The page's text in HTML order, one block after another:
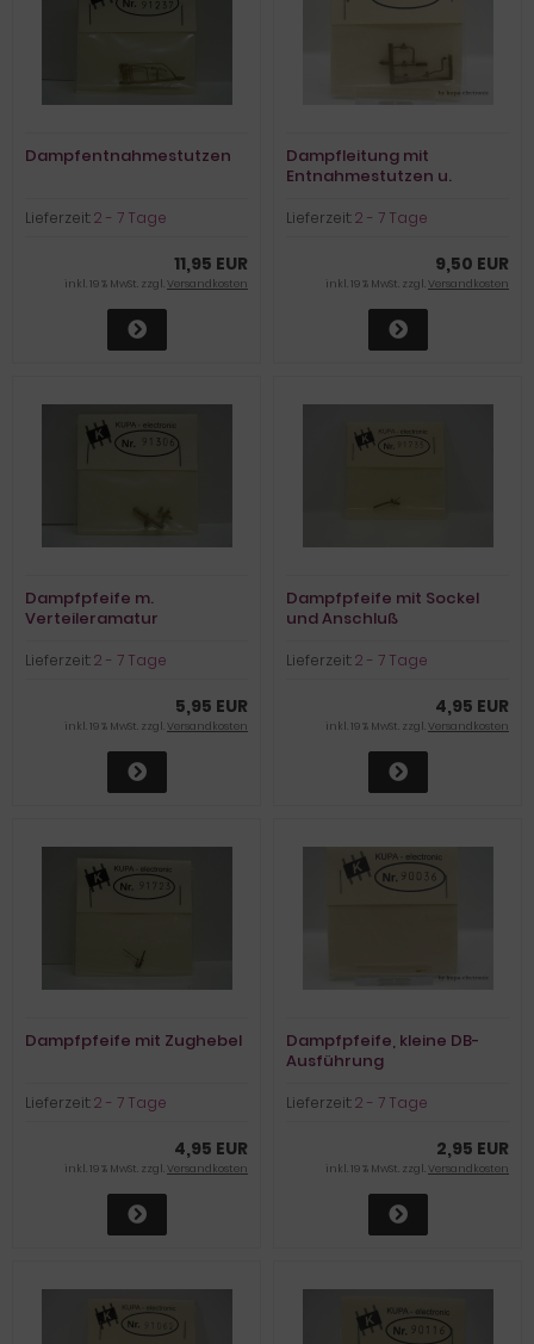
Dampfentnahmestutzen
Lieferzeit:2 - 7 Tage
11,95 EUR
inkl. 19 % MwSt. zzgl.Versandkosten
Dampfleitung mit
Entnahmestutzen u.
Lieferzeit:2 - 7 Tage
9,50 EUR
inkl. 19 % MwSt. zzgl.Versandkosten
Dampfpfeife m.
Verteileramatur
Lieferzeit:2 - 7 Tage
5,95 EUR
inkl. 19 % MwSt. zzgl.Versandkosten
Dampfpfeife mit Sockel
und Anschluß
Lieferzeit:2 - 7 Tage
4,95 EUR
inkl. 19 % MwSt. zzgl.Versandkosten
Dampfpfeife mit Zughebel
Lieferzeit:2 - 7 Tage
4,95 EUR
inkl. 19 % MwSt. zzgl.Versandkosten
Dampfpfeife, kleine DB-
Ausführung
Lieferzeit:2 - 7 Tage
2,95 EUR
inkl. 19 % MwSt. zzgl.Versandkosten